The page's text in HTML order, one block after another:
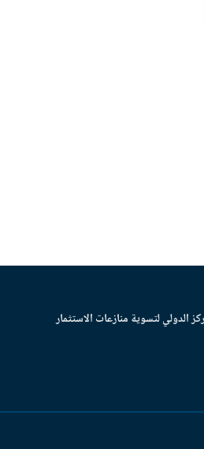
الدولي لتسوية منازعات الاستثمار